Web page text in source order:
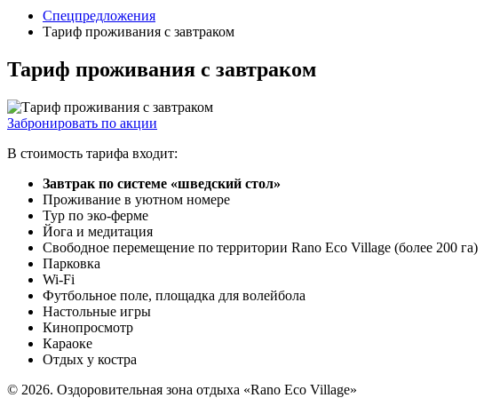
Спецпредложения
Тариф проживания с завтраком
Тариф проживания с завтраком
Забронировать по акции
В стоимость тарифа входит:
Завтрак по системе «шведский стол»
Проживание в уютном номере
Тур по эко-ферме
Йога и медитация
Свободное перемещение по территории Rano Eco Village (более 200 га)
Парковка
Wi-Fi
Футбольное поле, площадка для волейбола
Настольные игры
Кинопросмотр
Караоке
Отдых у костра
© 2026. Оздоровительная зона отдыха «Rano Eco Village»